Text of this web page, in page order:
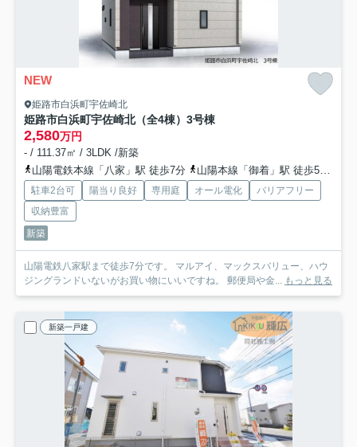
NEW
姫路市白浜町宇佐崎北
姫路市白浜町宇佐崎北（全4棟）3号棟
2,580万円
- / 111.37㎡ / 3LDK /新築
山陽電鉄本線「八家」駅 徒歩7分
山陽本線「御着」駅 徒歩52分
駐車2台可 陽当り良好 専用庭 オール電化
バリアフリー
収納豊富
新築
山陽電鉄八家駅まで徒歩7分です。 マルアイ、マックスバリュー、ハウ
ジングランドいないがお買い物にいいですね。 郵便局や金...
もっと見る
新築一戸建